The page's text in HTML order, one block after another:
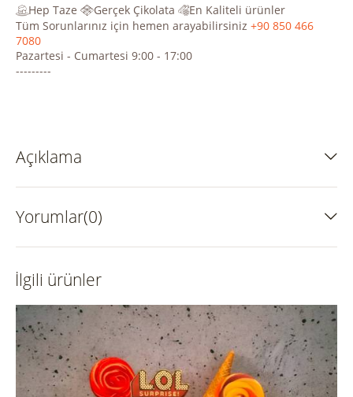
Hep Taze Gerçek Çikolata
En Kaliteli ürünler
Tüm Sorunlarınız için hemen arayabilirsiniz +90 850 466
7080
Pazartesi - Cumartesi 9:00 - 17:00
---------
Açıklama
Yorumlar(0)
İlgili ürünler